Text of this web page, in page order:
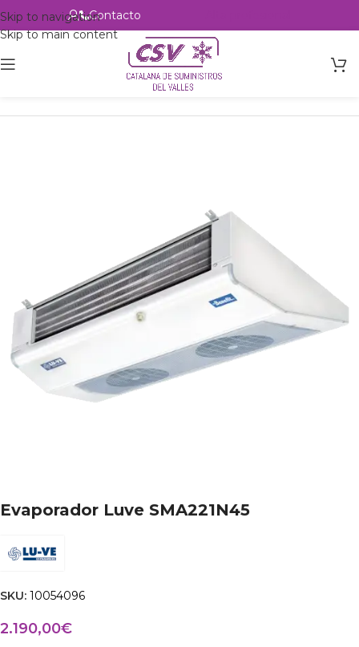
Skip to navigation
Skip to main content
Contacto
Intercambio Evaporadores Aire Forzado
Evaporador Luve SMA221N45
SKU: 10054096
2.190,00€